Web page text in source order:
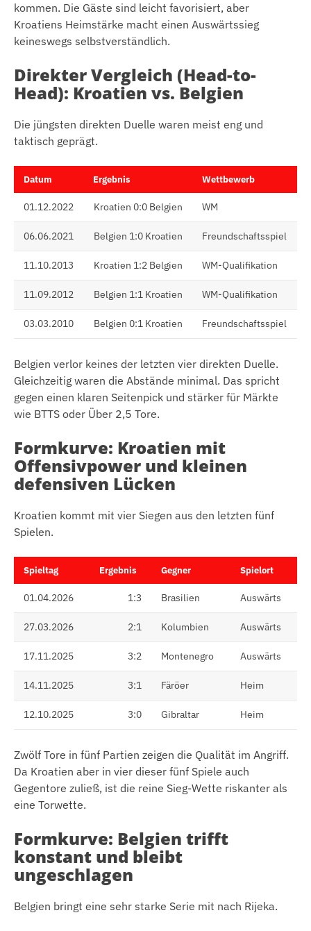
kommen. Die Gäste sind leicht favorisiert, aber
Kroatiens Heimstärke macht einen Auswärtssieg
keineswegs selbstverständlich.
Direkter Vergleich (Head-to-
Head): Kroatien vs. Belgien
Die jüngsten direkten Duelle waren meist eng und
taktisch geprägt.
Datum Ergebnis Wettbewerb
01.12.2022 Kroatien 0:0 Belgien WM
06.06.2021 Belgien 1:0 Kroatien Freundschaftsspiel
11.10.2013 Kroatien 1:2 Belgien WM-Qualifikation
11.09.2012 Belgien 1:1 Kroatien WM-Qualifikation
03.03.2010 Belgien 0:1 Kroatien Freundschaftsspiel
Belgien verlor keines der letzten vier direkten Duelle.
Gleichzeitig waren die Abstände minimal. Das spricht
gegen einen klaren Seitenpick und stärker für Märkte
wie BTTS oder Über 2,5 Tore.
Formkurve: Kroatien mit
Offensivpower und kleinen
defensiven Lücken
Kroatien kommt mit vier Siegen aus den letzten fünf
Spielen.
Spieltag Ergebnis Gegner Spielort
01.04.2026 1:3 Brasilien Auswärts
27.03.2026 2:1 Kolumbien Auswärts
17.11.2025 3:2 Montenegro Auswärts
14.11.2025 3:1 Färöer Heim
12.10.2025 3:0 Gibraltar Heim
Zwölf Tore in fünf Partien zeigen die Qualität im Angriff.
Da Kroatien aber in vier dieser fünf Spiele auch
Gegentore zuließ, ist die reine Sieg-Wette riskanter als
eine Torwette.
Formkurve: Belgien trifft
konstant und bleibt
ungeschlagen
Belgien bringt eine sehr starke Serie mit nach Rijeka.